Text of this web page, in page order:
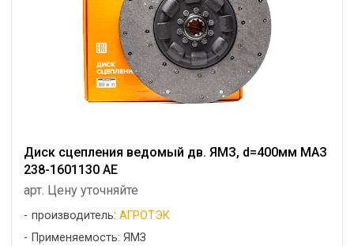
Диск сцепления ведомый дв. ЯМЗ, d=400мм МАЗ
238-1601130 АЕ
арт. Цену уточняйте
производитель:АГРОТЭК
Применяемость: ЯМЗ